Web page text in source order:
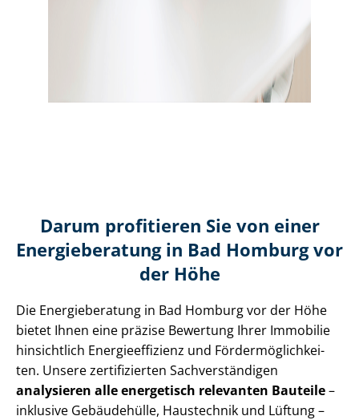
Darum profitieren Sie von einer
Energieberatung in Bad Homburg vor
der Höhe
Die Energieberatung in Bad Homburg vor der Höhe
bietet Ihnen eine präzise Bewertung Ihrer Immobilie
hinsichtlich En­er­gie­ef­fi­zi­enz und För­der­mög­lich­kei­
ten. Unsere zertifizierten Sach­ver­stän­di­gen
analysieren alle energetisch relevanten Bauteile–
inklusive Gebäudehülle, Haustechnik und Lüftung –